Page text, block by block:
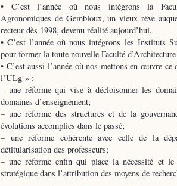
• C’est l’année où nous intégrons la
Agronomiques de Gembloux, un vieux rêve
recteur dès 1998, devenu réalité aujourd’hui.
• C’est l’année où nous intégrons les Instituts
pour former la toute nouvelle Faculté
• C’est aussi l’année où nos mettons en œuvre
l’ULg » :
– une réforme qui vise à décloisonner les
domaines d’enseignement;
– une réforme des structures et de la
évolutions accomplies dans le passé;
– une réforme cohérente avec celle de la
détitularisation des professeurs;
– une réforme enfin qui place la nécessité et
stratégique dans l’attribution des moyens de